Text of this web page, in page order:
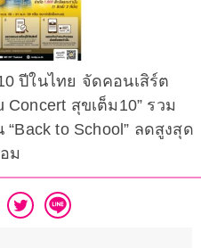
ปีในไทย จัดคอนเสิร์ต
Concert สุขเต็ม10” รวม
to School” ลดสูงสุด
ม